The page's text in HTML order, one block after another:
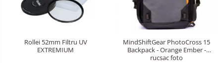
Rollei 52mm Filtru UV
EXTREMIUM
MindShiftGear PhotoCross 15
Backpack - Orange Ember -
rucsac foto